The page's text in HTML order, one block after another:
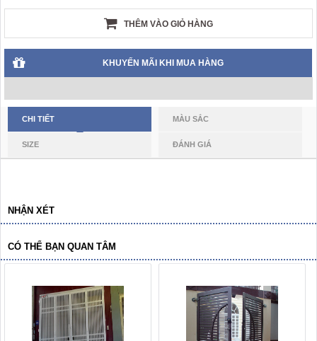
THÊM VÀO GIỎ HÀNG
KHUYẾN MÃI KHI MUA HÀNG
CHI TIẾT MÀU SẮC
SIZE ĐÁNH GIÁ
NHẬN XÉT
CÓ THỂ BẠN QUAN TÂM